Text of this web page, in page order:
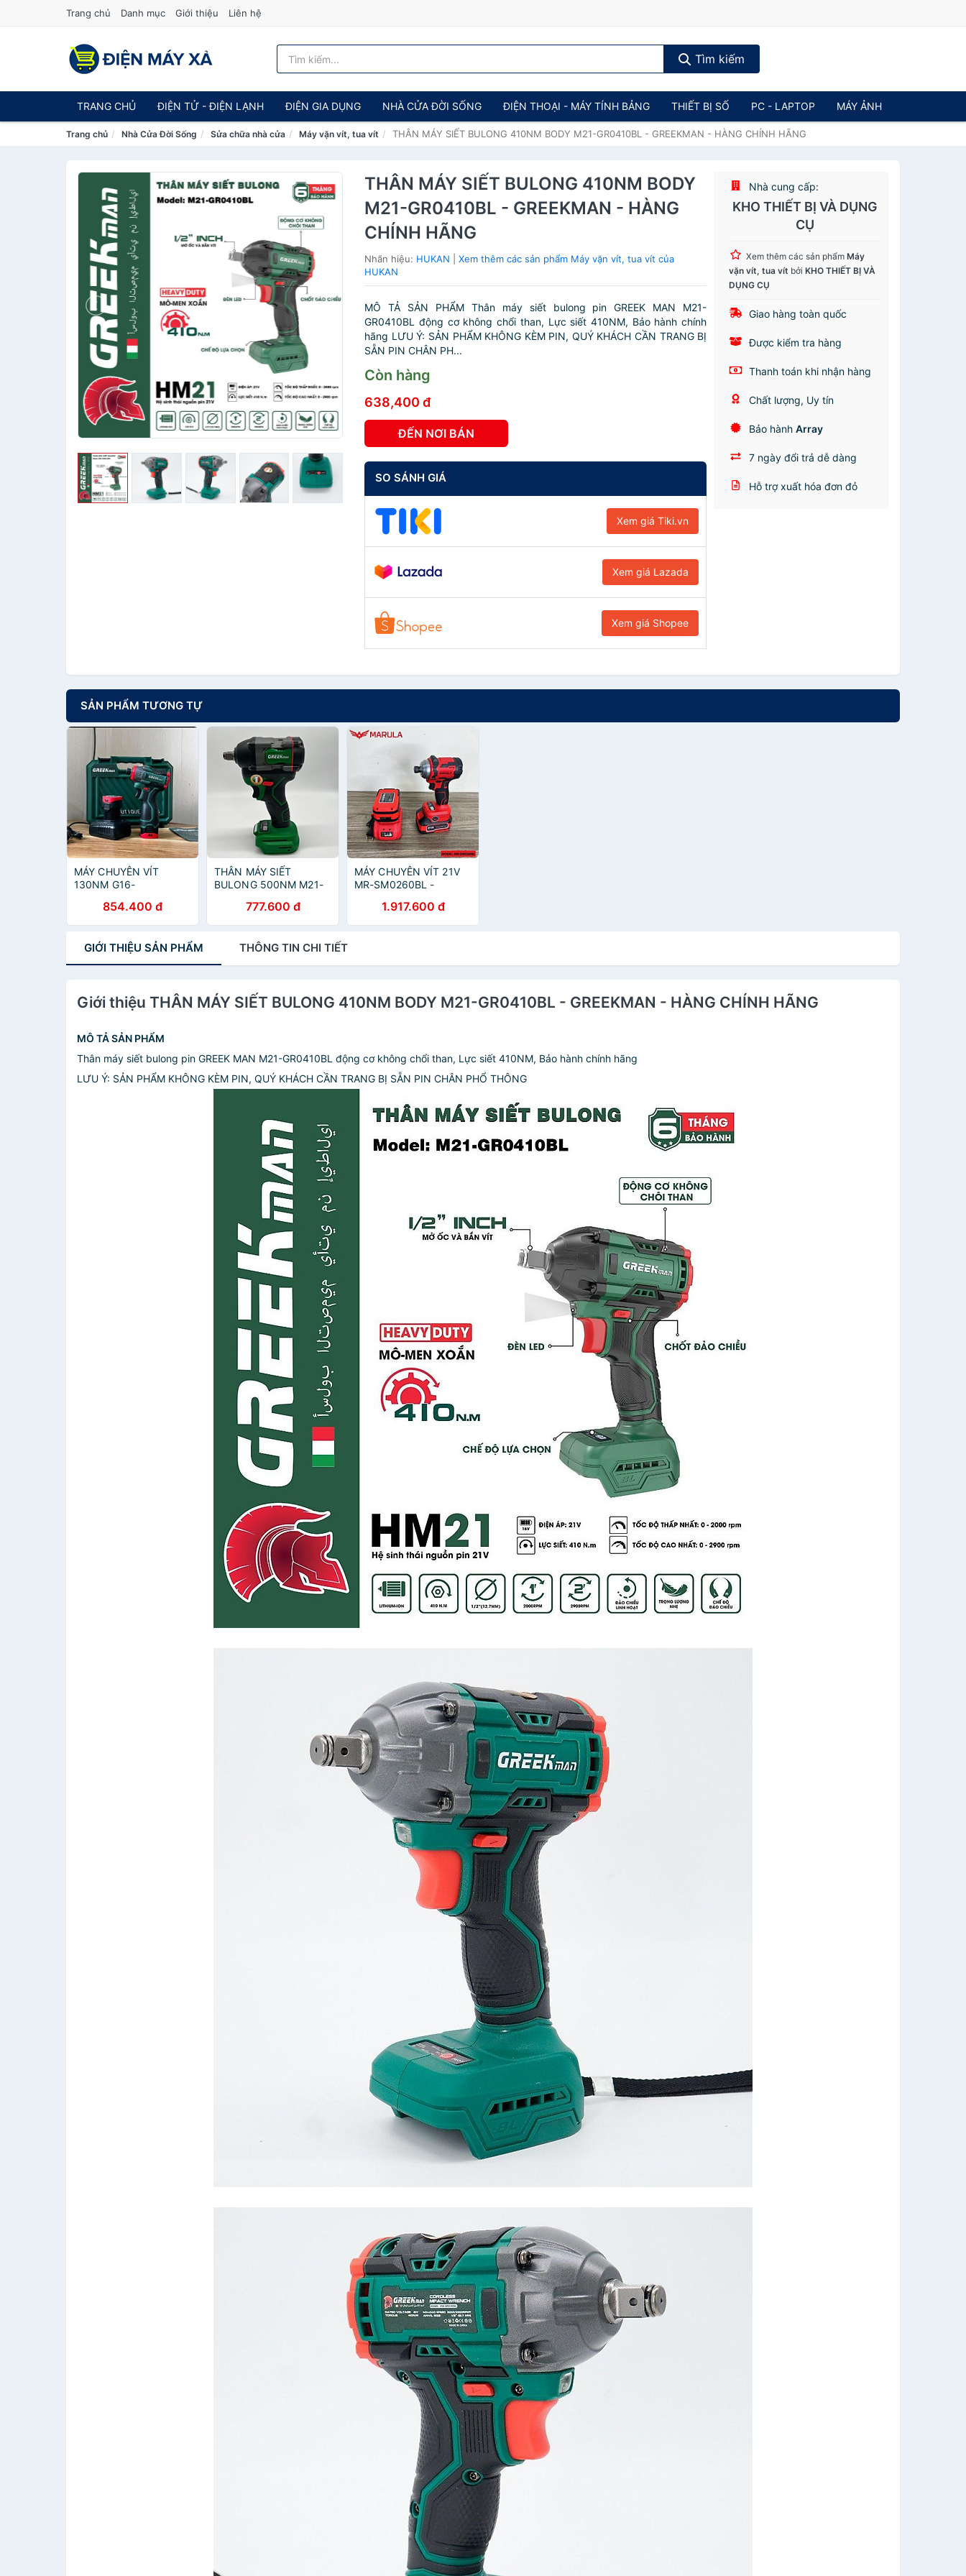
Trang chủ Danh mục Giới thiệu Liên hệ
Tìm kiếm
TRANG CHỦ ĐIỆN TỬ - ĐIỆN LẠNH ĐIỆN GIA DỤNG NHÀ CỬA ĐỜI SỐNG ĐIỆN THOẠI - MÁY TÍNH BẢNG THIẾT BỊ SỐ PC - LAPTOP MÁY ẢNH
Trang chủ Nhà Cửa Đời Sống Sửa chữa nhà cửa Máy vặn vít, tua vít THÂN MÁY SIẾT BULONG 410NM BODY M21-GR0410BL - GREEKMAN - HÀNG CHÍNH HÃNG
THÂN MÁY SIẾT BULONG 410NM BODY
M21-GR0410BL - GREEKMAN - HÀNG
CHÍNH HÃNG
Nhãn hiệu: HUKAN |Xem thêm các sản phẩm Máy vặn vít, tua vít của
HUKAN
MÔ TẢ SẢN PHẨM Thân máy siết bulong pin GREEK MAN M21-
GR0410BL động cơ không chổi than, Lực siết 410NM, Bảo hành chính
hãng LƯU Ý: SẢN PHẨM KHÔNG KÈM PIN, QUÝ KHÁCH CẦN TRANG BỊ
SẴN PIN CHÂN PH...
Còn hàng
638,400 đ
ĐẾN NƠI BÁN
SO SÁNH GIÁ
Xem giá Tiki.vn
Xem giá Lazada
Xem giá Shopee
Nhà cung cấp:
KHO THIẾT BỊ VÀ DỤNG
CỤ
Xem thêm các sản phẩmMáy
vặn vít, tua vít bởiKHO THIẾT BỊ VÀ
DỤNG CỤ
Giao hàng toàn quốc
Được kiểm tra hàng
Thanh toán khi nhận hàng
Chất lượng, Uy tín
Bảo hànhArray
7 ngày đổi trả dễ dàng
Hỗ trợ xuất hóa đơn đỏ
SẢN PHẨM TƯƠNG TỰ
MÁY CHUYÊN VÍT
130NM G16-
GREEKMAN - HÀNG
CHÍNH HÃNG
854.400 đ
THÂN MÁY SIẾT
BULONG 500NM M21-
- HÀNG CHÍNH HÃNG
777.600 đ
MÁY CHUYÊN VÍT 21V
MR-SM0260BL -
1.917.600 đ
GIỚI THIỆU SẢN PHẨM THÔNG TIN CHI TIẾT
Giới thiệu THÂN MÁY SIẾT BULONG 410NM BODY M21-GR0410BL - GREEKMAN - HÀNG CHÍNH HÃNG
MÔ TẢ SẢN PHẨM
Thân máy siết bulong pin GREEK MAN M21-GR0410BL động cơ không chổi than, Lực siết 410NM, Bảo hành chính hãng
LƯU Ý: SẢN PHẨM KHÔNG KÈM PIN, QUÝ KHÁCH CẦN TRANG BỊ SẴN PIN CHÂN PHỔ THÔNG